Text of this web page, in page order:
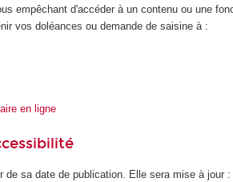
empêchant d'accéder à un contenu ou une
vos doléances ou demande de saisine à :
en ligne
de sa date de publication. Elle sera mise à jour :